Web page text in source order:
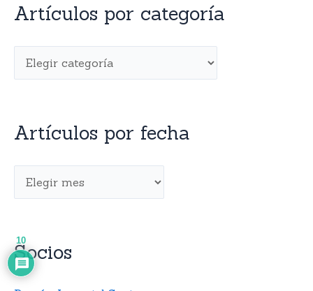
Artículos por categoría
Artículos por fecha
Socios
10